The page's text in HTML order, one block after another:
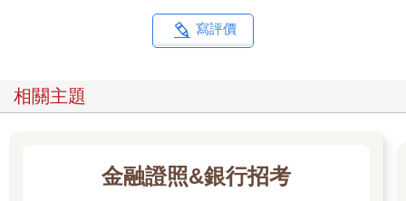
寫評價
相關主題
金融證照&銀行招考